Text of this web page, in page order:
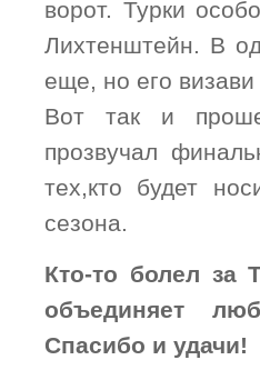
ворот. Турки
Лихтенштейн. В
еще, но его
Вот так и
прозвучал
тех,кто будет
сезона.
Кто-то болел за
объединяет
Спасибо и удачи!